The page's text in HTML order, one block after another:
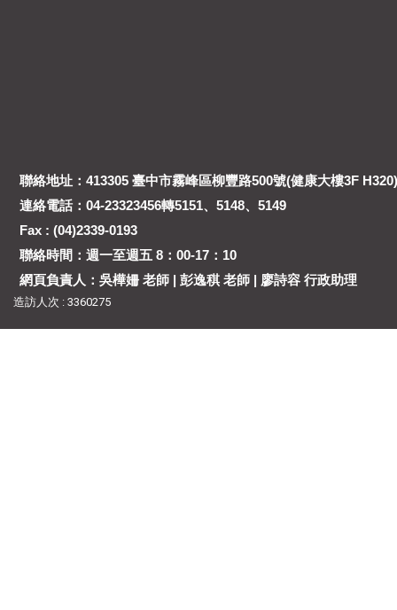
聯絡地址：413305 臺中市霧峰區柳豐路500號(健康大樓3F H320)
連絡電話：04-23323456轉5151、5148、5149
Fax : (04)2339-0193
聯絡時間：週一至週五 8：00-17：10
網頁負責人：吳樺姍 老師 | 彭逸稘 老師 | 廖詩容 行政助理
造訪人次 : 3360275